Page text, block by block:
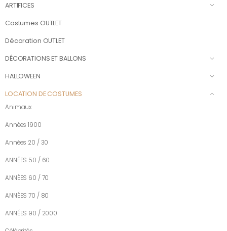
ARTIFICES
Costumes OUTLET
Décoration OUTLET
DÉCORATIONS ET BALLONS
HALLOWEEN
LOCATION DE COSTUMES
Animaux
Années 1900
Années 20 / 30
ANNÉES 50 / 60
ANNÉES 60 / 70
ANNÉES 70 / 80
ANNÉES 90 / 2000